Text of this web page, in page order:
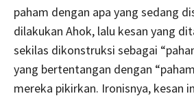
paham dengan apa yang sedang
dilakukan Ahok, lalu kesan yang
sekilas dikonstruksi sebagai
yang bertentangan dengan
mereka pikirkan. Ironisnya, kesan